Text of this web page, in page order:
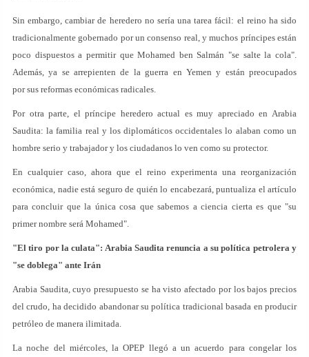
Sin embargo, cambiar de heredero no sería una tarea fácil: el reino ha sido
tradicionalmente gobernado por un consenso real, y muchos príncipes están
poco dispuestos a permitir que Mohamed ben Salmán "se salte la cola".
Además, ya se arrepienten de la guerra en Yemen y están preocupados
por sus reformas económicas radicales.
Por otra parte, el príncipe heredero actual es muy apreciado en Arabia
Saudita: la familia real y los diplomáticos occidentales lo alaban como un
hombre serio y trabajador y los ciudadanos lo ven como su protector.
En cualquier caso, ahora que el reino experimenta una reorganización
económica, nadie está seguro de quién lo encabezará, puntualiza el artículo
para concluir que la única cosa que sabemos a ciencia cierta es que "su
primer nombre será Mohamed".
"El tiro por la culata": Arabia Saudita renuncia a su política petrolera y
"se doblega" ante Irán
Arabia Saudita, cuyo presupuesto se ha visto afectado por los bajos precios
del crudo, ha decidido abandonar su política tradicional basada en producir
petróleo de manera ilimitada.
La noche del miércoles, la OPEP llegó a un acuerdo para congelar los